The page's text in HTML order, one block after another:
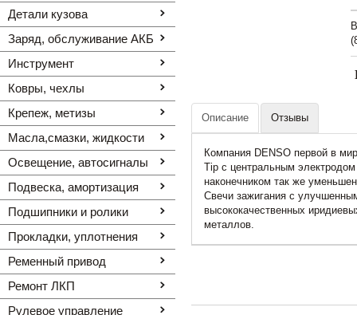
Детали кузова
Заряд, обслуживание АКБ
Инструмент
Ковры, чехлы
Крепеж, метизы
Масла,смазки, жидкости
Освещение, автоcигналы
Подвеска, амортизация
Подшипники и ролики
Прокладки, уплотнения
Ременный привод
Ремонт ЛКП
Рулевое управление
Описание Отзывы
Компания DENSO первой в
Tip с центральным
наконечником так же
Свечи зажигания с
высококачественных
металлов.